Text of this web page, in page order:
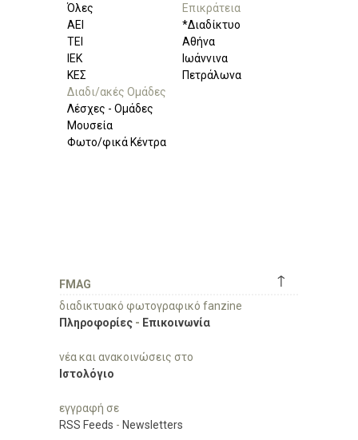
Όλες
ΑΕΙ
ΤΕΙ
ΙΕΚ
ΚΕΣ
Διαδι/ακές Ομάδες
Λέσχες - Ομάδες
Μουσεία
Φωτο/φικά Κέντρα
Επικράτεια
*Διαδίκτυο
Αθήνα
Ιωάννινα
Πετράλωνα
↑
FMAG
διαδικτυακό φωτογραφικό fanzine
Πληροφορίες - Επικοινωνία
νέα και ανακοινώσεις στο
Ιστολόγιο
εγγραφή σε
RSS Feeds - Newsletters